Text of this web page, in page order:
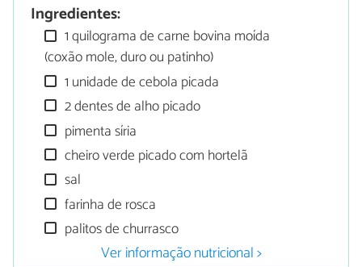
Ingredientes:
1 quilograma de carne bovina moída
(coxão mole, duro ou patinho)
1 unidade de cebola picada
2 dentes de alho picado
pimenta síria
cheiro verde picado com hortelã
sal
farinha de rosca
palitos de churrasco
Ver informação nutricional >